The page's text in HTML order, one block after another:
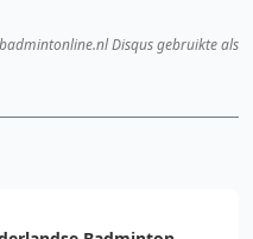
Disqus gebruikte als